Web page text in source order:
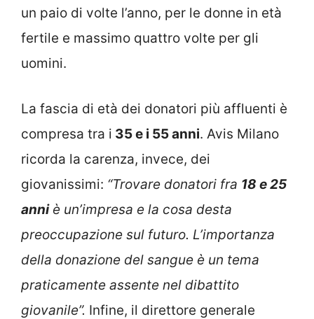
un paio di volte l’anno, per le donne in età
fertile e massimo quattro volte per gli
uomini.
La fascia di età dei donatori più affluenti è
compresa tra i 35 e i 55 anni. Avis Milano
ricorda la carenza, invece, dei
giovanissimi: “Trovare donatori fra 18 e 25
anniè un’impresa e la cosa desta
preoccupazione sul futuro. L’importanza
della donazione del sangue è un tema
praticamente assente nel dibattito
giovanile”. Infine, il direttore generale